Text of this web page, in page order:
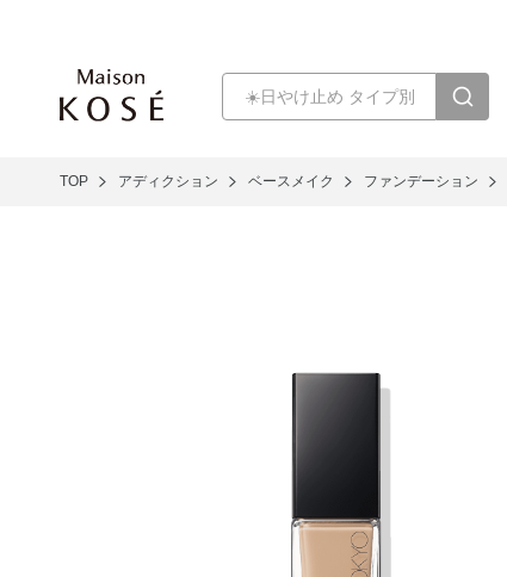
TOP アディクション ベースメイク ファンデーション